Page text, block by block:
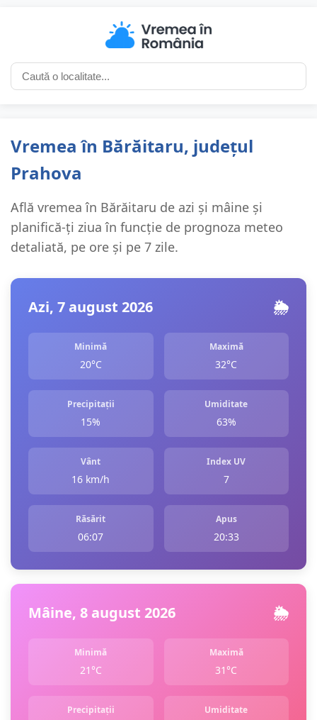
Vremea în Bărăitaru, județul
Prahova
Află vremea în Bărăitaru de azi și mâine și
planifică-ți ziua în funcție de prognoza meteo
detaliată, pe ore și pe 7 zile.
Azi, 7 august 2026 🌦️
Minimă
20°C
Maximă
32°C
Precipitații
15%
Umiditate
63%
Vânt
16 km/h
Index UV
7
Răsărit
06:07
Apus
20:33
Mâine, 8 august 2026 🌦️
Minimă
21°C
Maximă
31°C
Precipitații Umiditate